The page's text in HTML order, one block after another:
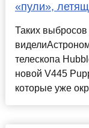
«пули»,
Таких
телескопа
новой V445
которые уже